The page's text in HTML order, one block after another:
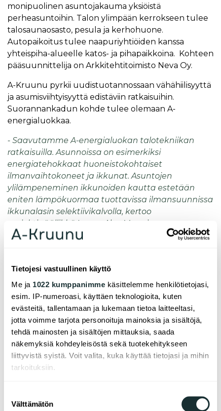
Tietojesi vastuullinen käyttö
Me ja 1022 kumppanimme käsittelemme henkilötietojasi,
esim. IP-numeroasi, käyttäen teknologioita, kuten
evästeitä, tallentamaan ja lukemaan tietoa laitteeltasi,
jotta voimme tarjota personoituja mainoksia ja sisältöjä,
tehdä mainosten ja sisältöjen mittauksia, saada
näkemyksiä kohdeyleisöstä sekä tuotekehitykseen
liittyvistä syistä. Voit valita, kuka käyttää tietojasi ja mihin
tarkoituksiin.
Kerätä tietoja maantieteellisestä sijainnistasi,
valinta
Välttämätön
monipuolinen asuntojakauma yksiöistä
perheasuntoihin. Talon ylimpään kerrokseen tulee
talosaunaosasto, pesula ja kerhohuone.
Autopaikoitus tulee naapuriyhtiöiden kanssa
yhteispiha-alueelle katos- ja pihapaikkoina. Kohteen
pääsuunnittelija on Arkkitehtitoimisto Neva Oy.
A-Kruunu pyrkii uudistuotannossaan vähähiilisyyttä
ja asumisviihtyisyyttä edistäviin ratkaisuihin.
Suorannankadun kohde tulee olemaan A-
energialuokkaa.
- Saavutamme A-energialuokan talotekniikan
ratkaisuilla. Asunnoissa on esimerkiksi
energiatehokkaat huoneistokohtaiset
ilmanvaihtokoneet ja ikkunat. Asuntojen
ylilämpeneminen ikkunoiden kautta estetään
eniten lämpökuormaa tuottavissa ilmansuunnissa
ikkunalasin selektiivikalvolla, kertoo
projektipäällikkö Leena Aho-Manninen.
Kiitämme A-Kruunua luottamuksesta ja tiiviistä
suunnitteluttamisen parissa, kertoo vt.
Oy:stä.
- A-Kruunun kohde täydentää Arktan jo tontille
rakentamien talojen korttelikokonaisuuden.
Tiililaattapintainen talo tulee jatkamaan korttelin
ajattoman tasokasta linjaa ja monipuolistaa sen
asuntotarjontaa. Tästä muodostuu nyt viihtyisä
korttelikokonaisuus, täydentää Nikander.
pitkän korkotuen lainoituksella. Vuokrat